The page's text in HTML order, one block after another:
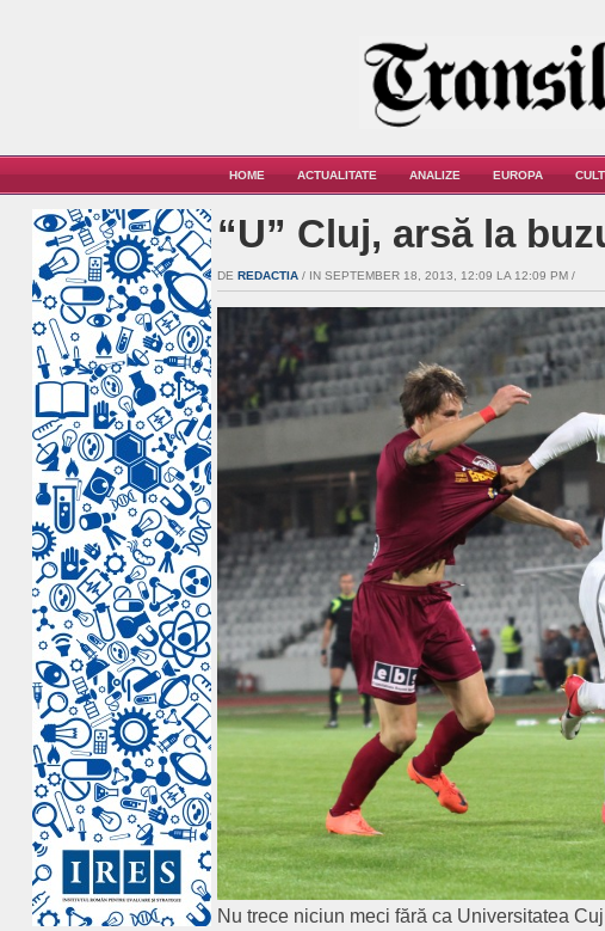
HOME ACTUALITATE ANALIZE EUROPA
“U” Cluj, arsă la
DE REDACTIA / IN SEPTEMBER 18, 2013, 12:09 LA 12:09 PM /
Nu trece niciun meci fără ca Universitatea